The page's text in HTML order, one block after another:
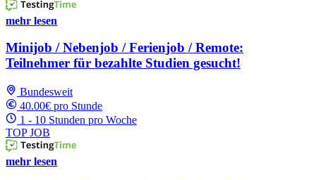
mehr lesen
Minijob / Nebenjob / Ferienjob / Remote:
Teilnehmer für bezahlte Studien gesucht!
Bundesweit
40.00€ pro Stunde
1 - 10 Stunden pro Woche
TOP JOB
mehr lesen